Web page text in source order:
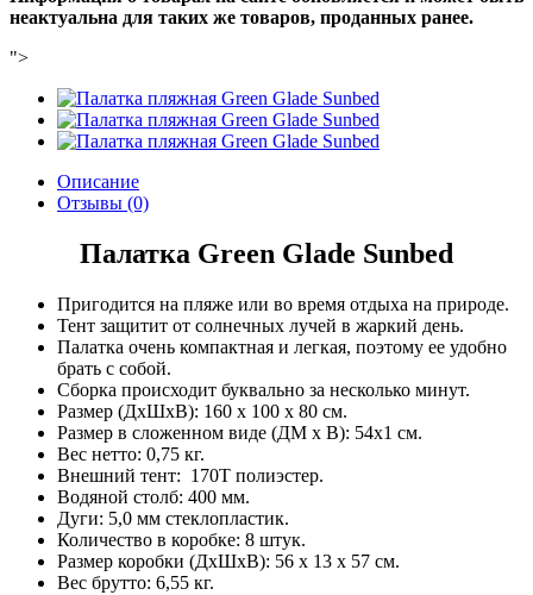
неактуальна для таких же товаров, проданных ранее.
">
Описание
Отзывы (0)
Палатка Green Glade Sunbed
Пригодится на пляже или во время отдыха на природе.
Тент защитит от солнечных лучей в жаркий день.
Палатка очень компактная и легкая, поэтому ее удобно
брать с собой.
Сборка происходит буквально за несколько минут.
Размер (ДхШхВ): 160 х 100 х 80 см.
Размер в сложенном виде (ДМ х В): 54х1 см.
Вес нетто: 0,75 кг.
Внешний тент: 170Т полиэстер.
Водяной столб: 400 мм.
Дуги: 5,0 мм стеклопластик.
Количество в коробке: 8 штук.
Размер коробки (ДхШхВ): 56 х 13 х 57 см.
Вес брутто: 6,55 кг.